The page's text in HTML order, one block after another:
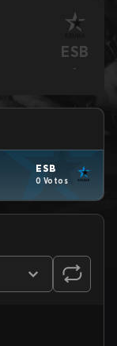
ESB
-
ESB
0 Votos